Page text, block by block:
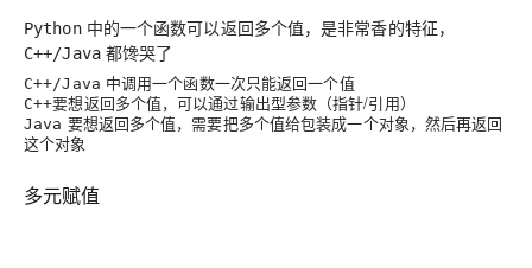
Python中的一个函数可以返回多个值，是非常香的特征，
C++/Java都馋哭了
C++/Java 中调用一个函数一次只能返回一个值
C++要想返回多个值，可以通过输出型参数（指针/引用）
Java 要想返回多个值，需要把多个值给包装成一个对象，然后再返回
这个对象
多元赋值